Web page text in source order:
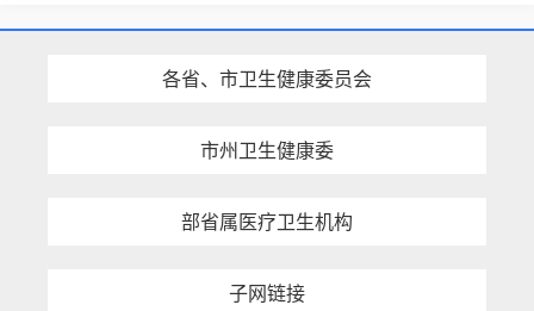
各省、市卫生健康委员会
市州卫生健康委
部省属医疗卫生机构
子网链接